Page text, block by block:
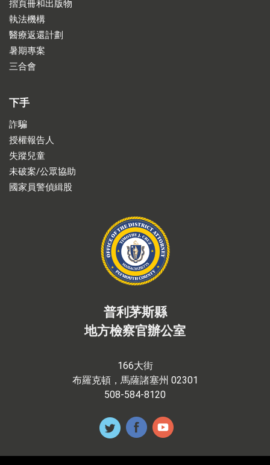
摺頁冊和出版物
執法機構
醫療返還計劃
暑期專案
三合會
下手
詐騙
授權報告人
失蹤兒童
未破案/公眾協助
國家員警偵緝股
普利茅斯縣
地方檢察官辦公室
166大街
布羅克頓，馬薩諸塞州 02301
508-584-8120